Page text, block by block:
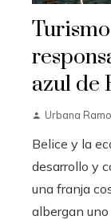
azul de
Urbana
Belice y la
desarrollo y
una franja
albergan uno